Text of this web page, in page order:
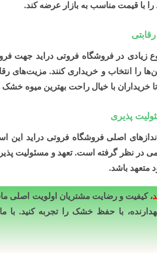
با قیمت مناسب به بازار عرضه کند.
زیادی در فروشگاه فروتی دراید جهت
را انتخاب و خریداری کنند. مزیت‌های
خریداران با خیال راحت بهترین میوه خشک
پذیری
اصلی فروشگاه فروتی دراید این
در نظر گرفته است. تعهد و مسئولیت
متعهد باشد.
، کیفیت و رضایت مشتریان اولویت اصلی
با حفظ خشک را تجربه کنید.